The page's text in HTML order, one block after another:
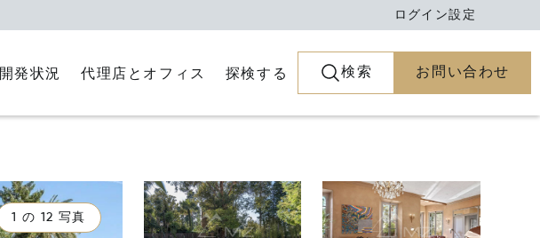
ログイン設定
開発状況 代理店とオフィス 探検する 検索 お問い合わせ
1 の 12 写真